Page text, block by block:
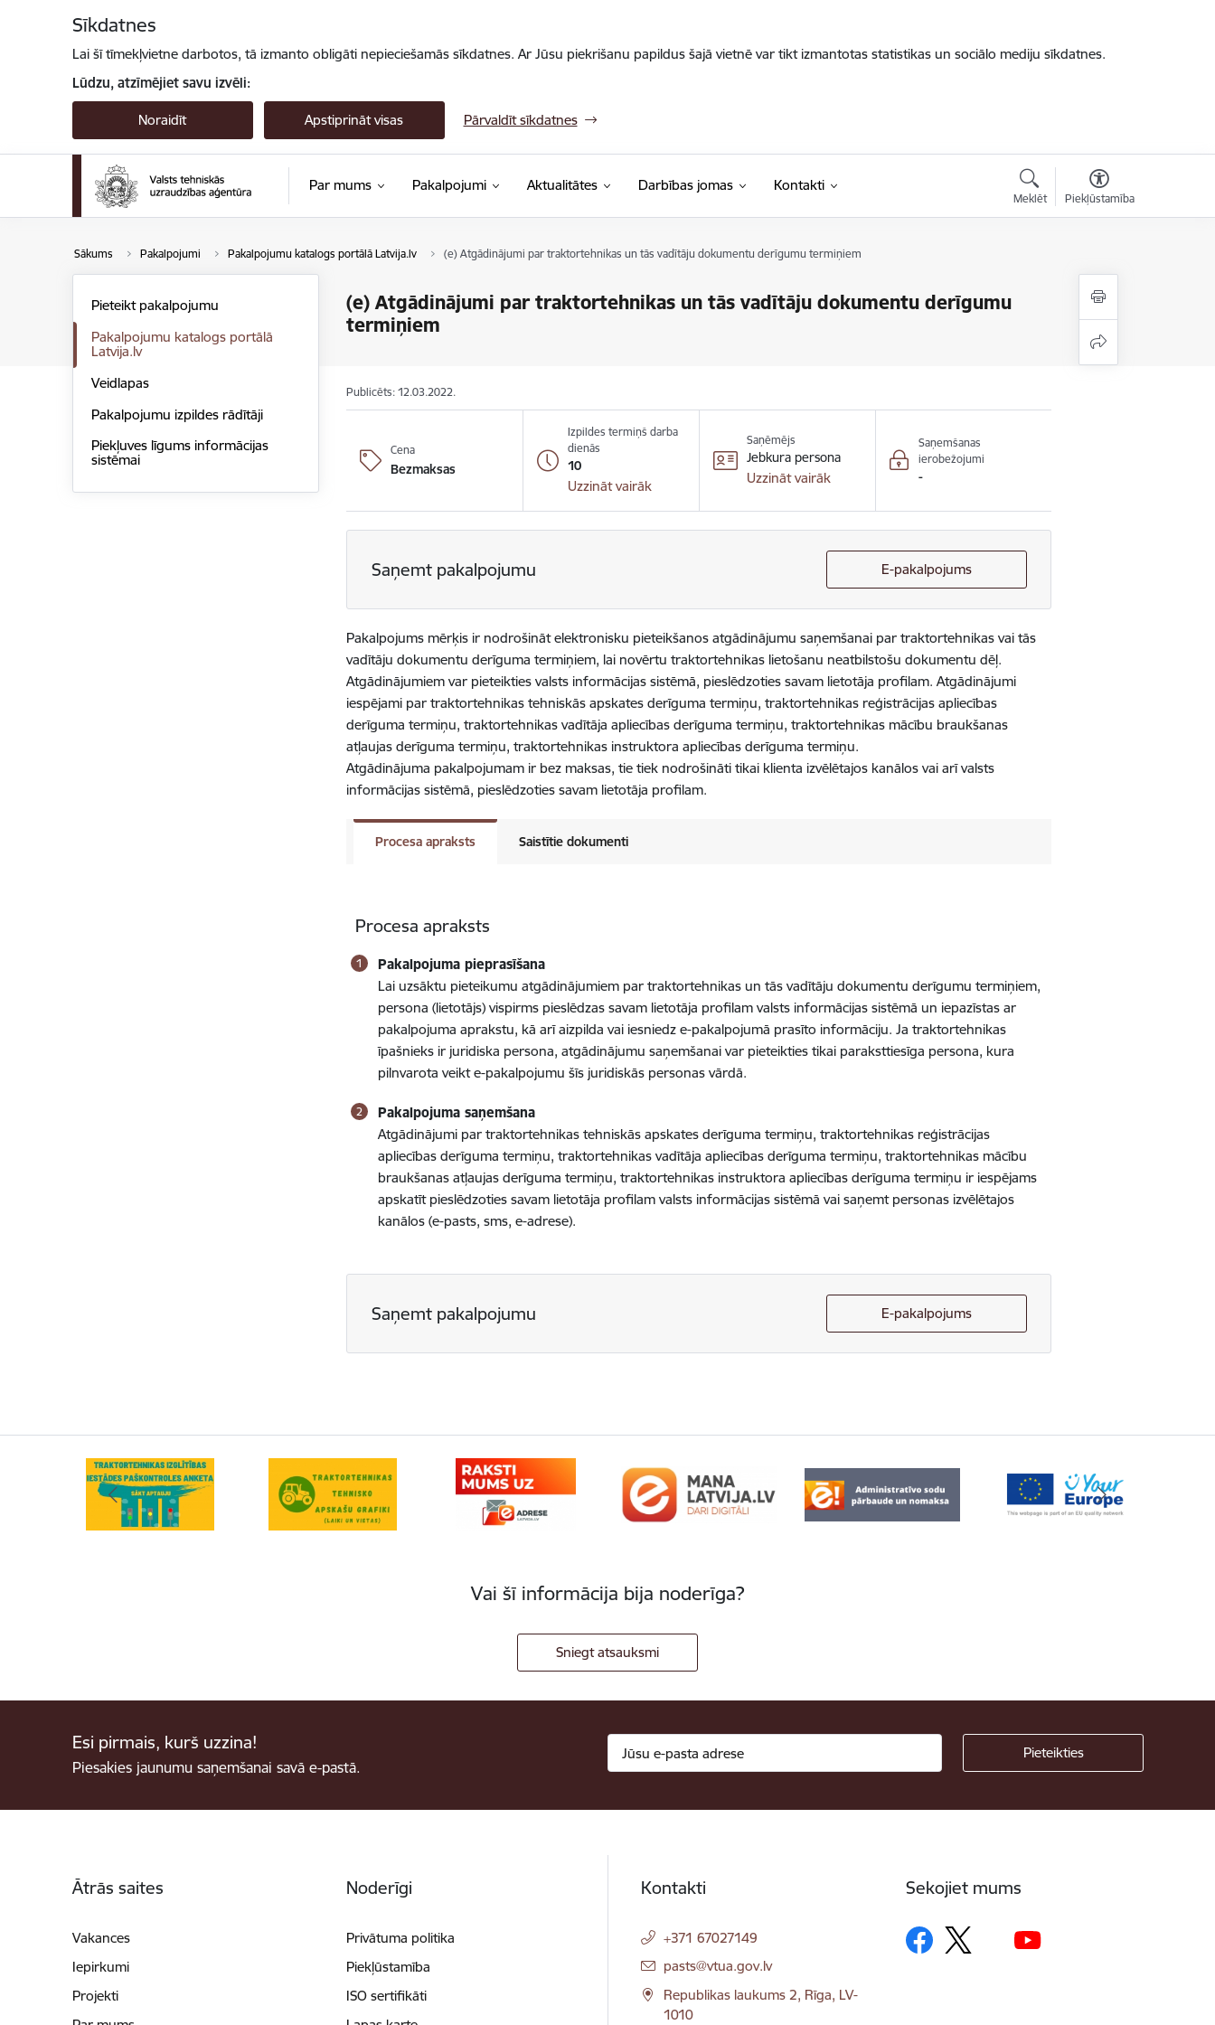
Sīkdatnes
Lai šī tīmekļvietne darbotos, tā izmanto obligāti nepieciešamās sīkdatnes. Ar Jūsu piekrišanu papildus šajā vietnē var tikt izmantotas statistikas un sociālo mediju sīkdatnes.
Lūdzu, atzīmējiet savu izvēli:
Noraidīt Apstiprināt visas Pārvaldīt sīkdatnes
Par mums Pakalpojumi Aktualitātes Darbības jomas Kontakti
Meklēt Piekļūstamība
Sākums Pakalpojumi Pakalpojumu katalogs portālā Latvija.lv (e) Atgādinājumi par traktortehnikas un tās vadītāju dokumentu derīgumu termiņiem
(e) Atgādinājumi par traktortehnikas un tās vadītāju dokumentu derīgumu
termiņiem
Pieteikt pakalpojumu
Pakalpojumu katalogs portālā
Latvija.lv
Veidlapas
Pakalpojumu izpildes rādītāji
Piekļuves līgums informācijas
sistēmai
Publicēts: 12.03.2022.
Cena
Bezmaksas
Izpildes termiņš darba
dienās
10
Uzzināt vairāk
Saņēmējs
Jebkura persona
Uzzināt vairāk
Saņemšanas
ierobežojumi
-
Saņemt pakalpojumu E-pakalpojums
Pakalpojums mērķis ir nodrošināt elektronisku pieteikšanos atgādinājumu saņemšanai par traktortehnikas vai tās
vadītāju dokumentu derīguma termiņiem, lai novērtu traktortehnikas lietošanu neatbilstošu dokumentu dēļ.
Atgādinājumiem var pieteikties valsts informācijas sistēmā, pieslēdzoties savam lietotāja profilam. Atgādinājumi
iespējami par traktortehnikas tehniskās apskates derīguma termiņu, traktortehnikas reģistrācijas apliecības
derīguma termiņu, traktortehnikas vadītāja apliecības derīguma termiņu, traktortehnikas mācību braukšanas
atļaujas derīguma termiņu, traktortehnikas instruktora apliecības derīguma termiņu.
Atgādinājuma pakalpojumam ir bez maksas, tie tiek nodrošināti tikai klienta izvēlētajos kanālos vai arī valsts
informācijas sistēmā, pieslēdzoties savam lietotāja profilam.
Procesa apraksts Saistītie dokumenti
Procesa apraksts
Pakalpojuma pieprasīšana
Lai uzsāktu pieteikumu atgādinājumiem par traktortehnikas un tās vadītāju dokumentu derīgumu termiņiem,
persona (lietotājs) vispirms pieslēdzas savam lietotāja profilam valsts informācijas sistēmā un iepazīstas ar
pakalpojuma aprakstu, kā arī aizpilda vai iesniedz e-pakalpojumā prasīto informāciju. Ja traktortehnikas
īpašnieks ir juridiska persona, atgādinājumu saņemšanai var pieteikties tikai paraksttiesīga persona, kura
pilnvarota veikt e-pakalpojumu šīs juridiskās personas vārdā.
Pakalpojuma saņemšana
Atgādinājumi par traktortehnikas tehniskās apskates derīguma termiņu, traktortehnikas reģistrācijas
apliecības derīguma termiņu, traktortehnikas vadītāja apliecības derīguma termiņu, traktortehnikas mācību
braukšanas atļaujas derīguma termiņu, traktortehnikas instruktora apliecības derīguma termiņu ir iespējams
apskatīt pieslēdzoties savam lietotāja profilam valsts informācijas sistēmā vai saņemt personas izvēlētajos
kanālos (e-pasts, sms, e-adrese).
Saņemt pakalpojumu E-pakalpojums
Vai šī informācija bija noderīga?
Sniegt atsauksmi
Esi pirmais, kurš uzzina!
Piesakies jaunumu saņemšanai savā e-pastā.
Ātrās saites
Vakances
Iepirkumi
Projekti
Noderīgi
Privātuma politika
Piekļūstamība
ISO sertifikāti
Kontakti
+371 67027149
E-pasts:
pasts@vtua.gov.lv
Republikas laukums 2, Rīga, LV-
1010
Sekojiet mums